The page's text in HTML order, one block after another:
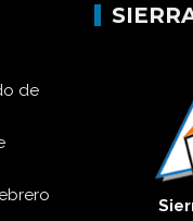
de